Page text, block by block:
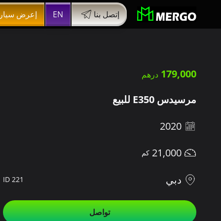
إعرض EN إتصل بنا
179,000
مرسيدس E350 للبيع
2020
21,000
دبي ID 221
تواصل